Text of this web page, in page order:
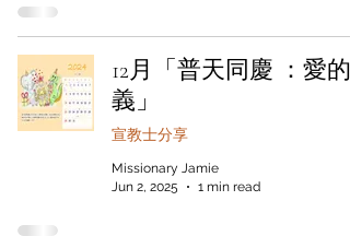
12月「普天同慶 ：愛的
義」
宣教士分享
Missionary Jamie
Jun 2, 2025
1 min read